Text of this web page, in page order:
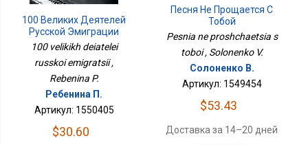
100 Великих Деятелей
Русской Эмиграции
100 velikikh deiatelei
russkoi emigratsii ,
Rebenina P.
Ребенина П.
Артикул: 1550405
$30.60
Песня Не Прощается С
Тобой
Pesnia ne proshchaetsia s
toboi , Solonenko V.
Солоненко В.
Артикул: 1549454
$53.43
Доставка за 14–20 дней